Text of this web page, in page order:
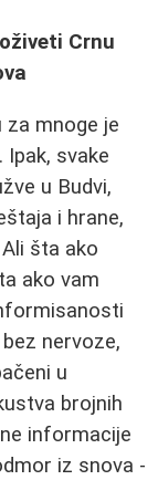
Crnu
mnoge je
svake
u Budvi,
i hrane,
šta ako
ako vam
nervoze,
u
brojnih
informacije
iz snova -